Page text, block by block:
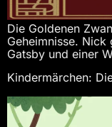
Die Goldenen
Geheimnisse.
Gatsby und einer
Kindermärchen: